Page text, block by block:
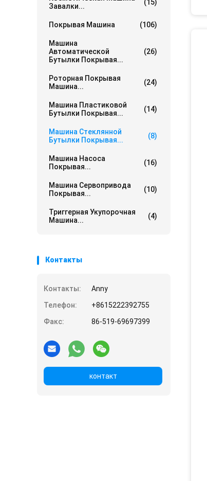
Завалки...
(15)
Покрывая Машина (106)
Машина
Автоматической
Бутылки Покрывая...
(26)
Роторная Покрывая
Машина...
(24)
Машина Пластиковой
Бутылки Покрывая...
(14)
Машина Стеклянной
Бутылки Покрывая...
(8)
Машина Насоса
Покрывая...
(16)
Машина Сервопривода
Покрывая...
(10)
Триггерная Укупорочная
Машина...
(4)
Контакты
Контакты:
Anny
Телефон:
+8615222392755
Факс:
86-519-69697399
контакт